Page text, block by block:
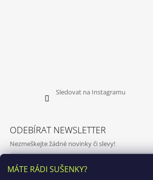
MÁTE RÁDI SUŠENKY?
Sledovat na Instagramu
ODEBÍRAT NEWSLETTER
Nezmeškejte žádné novinky či slevy!